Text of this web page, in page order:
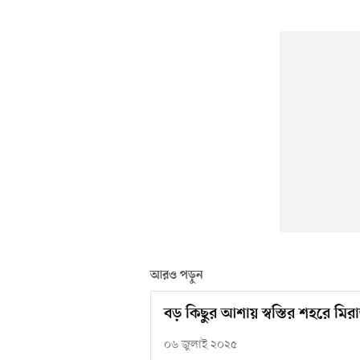
আরও পড়ুন
বড় কিছুর আশায় স্বস্তির শহরে
০৬ জুলাই ২০২৫